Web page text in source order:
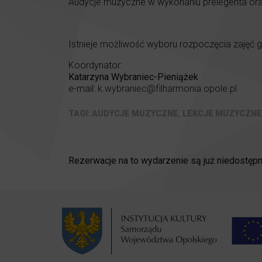
Audycje muzyczne w wykonaniu prelegenta
Istnieje możliwość wyboru rozpoczęcia zajęć
Koordynator:
Katarzyna Wybraniec-Pieniążek
e-mail: k.wybraniec@filharmonia.opole.pl
AUDYCJE MUZYCZNE, LEKCJE MUZYCZNE
Rezerwacje na to wydarzenie są już